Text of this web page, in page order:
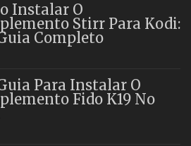
Instalar O
Stirr Para Kodi:
Completo
Para Instalar O
Fido K19 No